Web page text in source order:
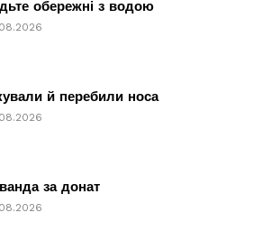
обережні з водою
й перебили носа
за донат